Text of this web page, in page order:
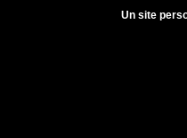
Un site